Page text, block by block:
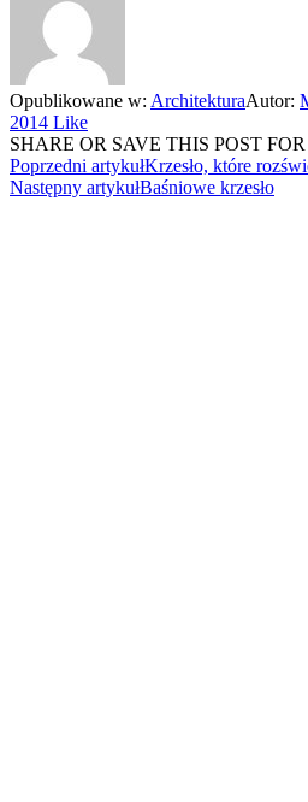
Opublikowane w: ArchitekturaAutor:
2014 Like
SHARE OR SAVE THIS POST
Poprzedni artykułKrzesło, które
Następny artykułBaśniowe krzesło